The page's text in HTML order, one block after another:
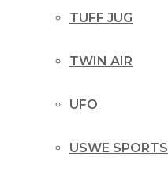
TUFF JUG
TWIN AIR
UFO
USWE SPORTS